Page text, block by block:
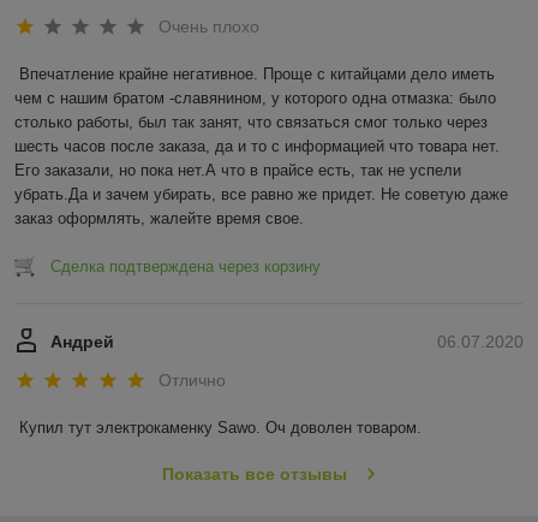
Очень плохо
Впечатление крайне негативное. Проще с китайцами дело иметь
чем с нашим братом -славянином, у которого одна отмазка: было
столько работы, был так занят, что связаться смог только через
шесть часов после заказа, да и то с информацией что товара нет.
Его заказали, но пока нет.А что в прайсе есть, так не успели
убрать.Да и зачем убирать, все равно же придет. Не советую даже
заказ оформлять, жалейте время свое.
Сделка подтверждена через корзину
06.07.2020
Андрей
Отлично
Купил тут электрокаменку Sawo. Оч доволен товаром.
Показать все отзывы